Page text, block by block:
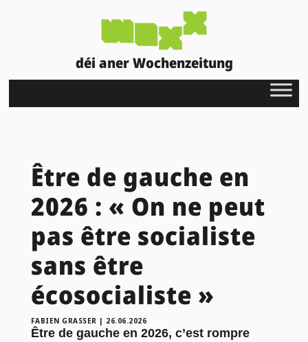
déi aner Wochenzeitung
Être de gauche en
2026 : « On ne peut
pas être socialiste
sans être
écosocialiste »
FABIEN GRASSER | 26.06.2026
Être de gauche en 2026, c’est rompre